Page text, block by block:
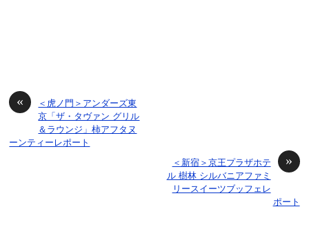
«
＜虎ノ門＞アンダーズ東
京「ザ・タヴァン グリル
＆ラウンジ」柿アフタヌ
ーンティーレポート
»
＜新宿＞京王プラザホテ
ル 樹林 シルバニアファミ
リースイーツブッフェレ
ポート